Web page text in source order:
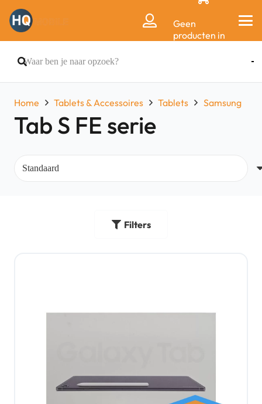
Geen
producten in
Home Tablets & Accessoires Tablets Samsung
Tab S FE serie
Filters